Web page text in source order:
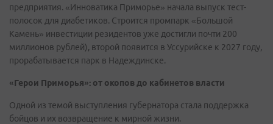
предприятия. «Инноватика Приморье» начала выпуск тест-
полосок для диабетиков. Строится промпарк «Большой
Камень» инвестиции резидентов уже достигли почти 200
миллионов рублей), второй появится в Уссурийске к 2027 году,
прорабатывается парк в Надеждинске.
«Герои Приморья»: от окопов до кабинетов власти
Одной из темой выступления губернатора стала поддержка
бойцов и их возвращение к мирной жизни.